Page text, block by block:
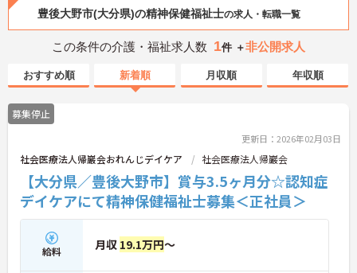
豊後大野市(大分県)の精神保健福祉士の求人・転職一覧
この条件の介護・福祉求人数 1件 ＋非公開求人
おすすめ順 新着順 月収順 年収順
募集停止
更新日：2026年02月03日
社会医療法人帰巖会おれんじデイケア 社会医療法人帰巖会
【大分県／豊後大野市】賞与3.5ヶ月分☆認知症
デイケアにて精神保健福祉士募集＜正社員＞
給料 月収 19.1万円～